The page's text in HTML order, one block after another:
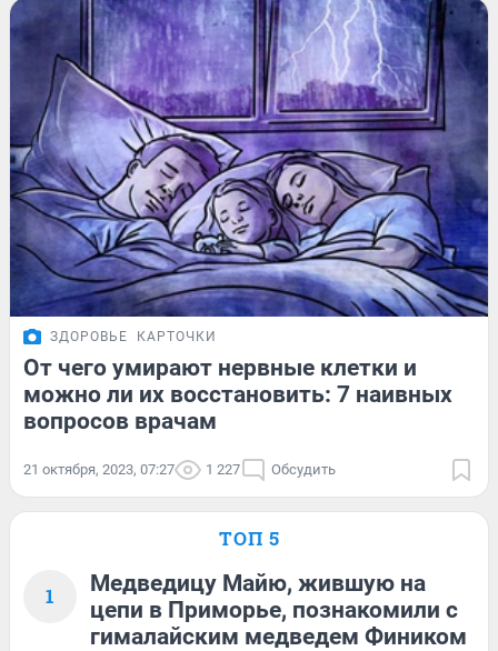
ЗДОРОВЬЕ КАРТОЧКИ
От чего умирают нервные клетки и
можно ли их восстановить: 7 наивных
вопросов врачам
21 октября, 2023, 07:27 1 227 Обсудить
ТОП 5
1
Медведицу Майю, жившую на
цепи в Приморье, познакомили с
гималайским медведем Фиником